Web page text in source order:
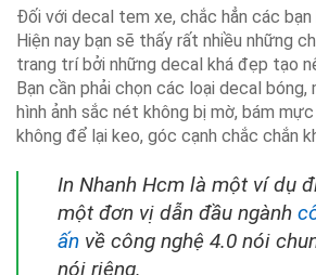
Đối với decal tem xe, chắc hẳn các bạn
Hiện nay bạn sẽ thấy rất nhiều những
trang trí bởi những decal khá đẹp tạo
Bạn cần phải chọn các loại decal bóng,
hình ảnh sắc nét không bị mờ, bám
không để lại keo, góc cạnh chắc chắn
In Nhanh Hcm là một ví dụ
một đơn vị dẫn đầu ngành
ấn về công nghệ 4.0 nói
nói riêng.